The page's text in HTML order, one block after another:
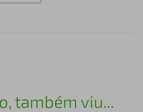
também viu...